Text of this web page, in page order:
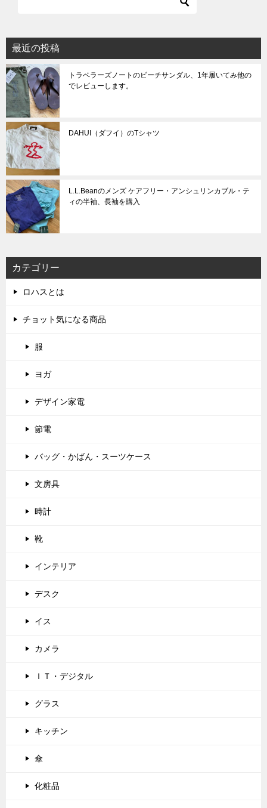
ョ
ン
最近の投稿
トラベラーズノートのビーチサンダル、1年履いてみ他の
でレビューします。
DAHUI（ダフイ）のTシャツ
L.L.Beanのメンズ ケアフリー・アンシュリンカブル・テ
ィの半袖、長袖を購入
カテゴリー
ロハスとは
チョット気になる商品
服
ヨガ
デザイン家電
節電
バッグ・かばん・スーツケース
文房具
時計
靴
インテリア
デスク
イス
カメラ
ＩＴ・デジタル
グラス
キッチン
傘
化粧品